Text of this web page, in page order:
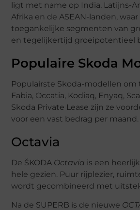
ligt met name op India, Latijns-
Afrika en de ASEAN-landen,
toegankelijke segmenten van
en tegelijkertijd groeipotentieel
Populaire Skoda
Populairste Skoda-modellen om
Fabia, Occatia, Kodiaq, Enyaq,
Skoda Private Lease zijn ze
voor een vast bedrag per maand.
Octavia
De ŠKODA Octavia is een
hele gezien. Puur rijplezier,
wordt gecombineerd met
Na de SUPERB is de nieuwe